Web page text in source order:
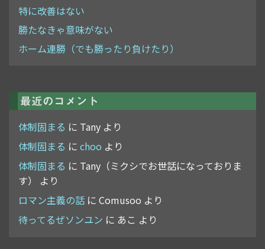
特に改善はない
勝たなきゃ意味がない
ホーム連勝（でも勝ったり負けたり）
最近のコメント
体制固まる に Tany より
体制固まる に choo より
体制固まる に Tany（ミクシでお世話になっておりま
す）
より
ロマン主義の話 に Comusoo より
待ってるぜソンユン に あこ より